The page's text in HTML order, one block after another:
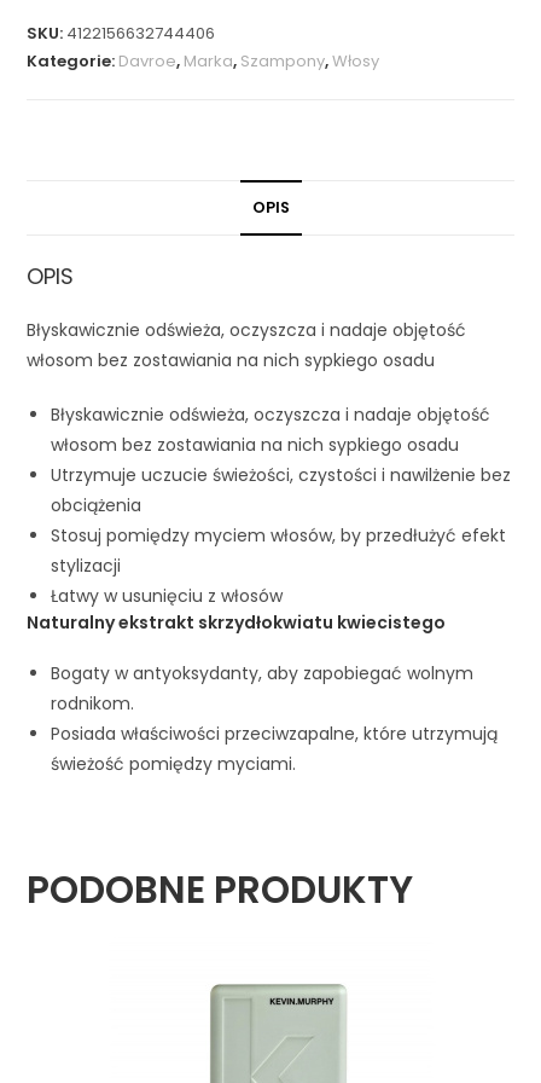
SKU: 4122156632744406
Kategorie: Davroe, Marka, Szampony,Włosy
OPIS
OPIS
Błyskawicznie odświeża, oczyszcza i nadaje objętość
włosom bez zostawiania na nich sypkiego osadu
Błyskawicznie odświeża, oczyszcza i nadaje objętość
włosom bez zostawiania na nich sypkiego osadu
Utrzymuje uczucie świeżości, czystości i nawilżenie bez
obciążenia
Stosuj pomiędzy myciem włosów, by przedłużyć efekt
stylizacji
Łatwy w usunięciu z włosów
Naturalny ekstrakt skrzydłokwiatu kwiecistego
Bogaty w antyoksydanty, aby zapobiegać wolnym
rodnikom.
Posiada właściwości przeciwzapalne, które utrzymują
świeżość pomiędzy myciami.
PODOBNE PRODUKTY